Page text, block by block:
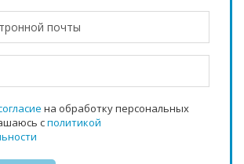
на обработку персональных
сполитикой